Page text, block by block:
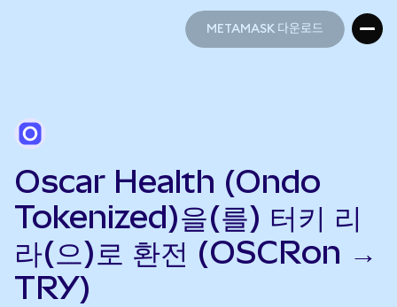
METAMASK 다운로드
Oscar Health (Ondo
Tokenized)을(를) 터키 리
라(으)로 환전 (OSCRon →
TRY)